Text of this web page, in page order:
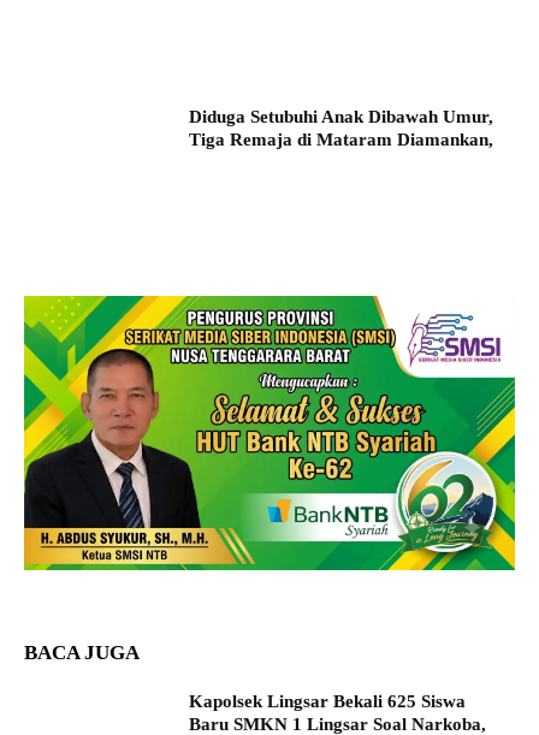
Diduga Setubuhi Anak Dibawah Umur,
Tiga Remaja di Mataram Diamankan,
BACA JUGA
Kapolsek Lingsar Bekali 625 Siswa
Baru SMKN 1 Lingsar Soal Narkoba,